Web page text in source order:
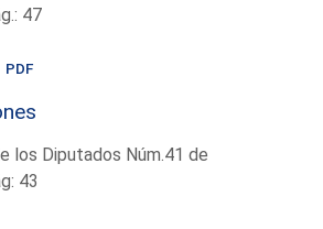
47
PDF
los Diputados Núm.41 de
43